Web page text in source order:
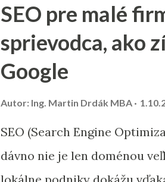
skontrolovať a vyčistiť
neaktívnych používateľov,
pomôže zvýšiť mieru
špeciálnou reaktivačnou
databázy. 2. Segmentácia
SEO pre malé
sprievodca, ako
Google
Autor: Ing. Martin Drdák MBA
SEO (Search Engine
dávno nie je len doménou